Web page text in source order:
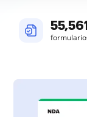
55,561